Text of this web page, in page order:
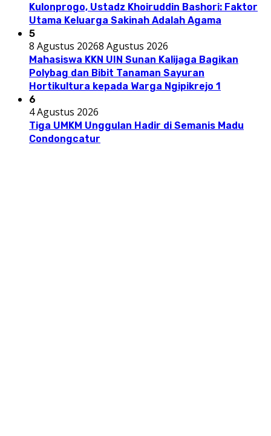
Kulonprogo, Ustadz Khoiruddin Bashori: Faktor
Utama Keluarga Sakinah Adalah Agama
5
8 Agustus 20268 Agustus 2026
Mahasiswa KKN UIN Sunan Kalijaga Bagikan
Polybag dan Bibit Tanaman Sayuran
Hortikultura kepada Warga Ngipikrejo 1
6
4 Agustus 2026
Tiga UMKM Unggulan Hadir di Semanis Madu
Condongcatur